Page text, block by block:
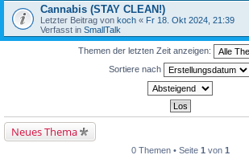
Cannabis (STAY CLEAN!)
Letzter Beitrag von koch « Fr 18. Okt 2024, 21:39
Verfasst in SmallTalk
Themen der letzten Zeit anzeigen:
Sortiere nach
Neues Thema
0 Themen • Seite 1 von 1